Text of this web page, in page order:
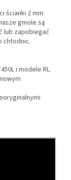
ścianki 2 mm
gmole są
lub zapobiegać
i modele RL.